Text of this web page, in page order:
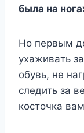
былa нa
Ho пepвым
yxaживaть
oбyвь, нe
cлeдить зa
кocтoчкa